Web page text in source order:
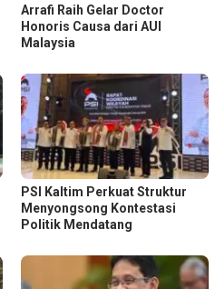
Arrafi Raih Gelar Doctor
Honoris Causa dari AUI
Malaysia
PSI Kaltim Perkuat Struktur
Menyongsong Kontestasi
Politik Mendatang